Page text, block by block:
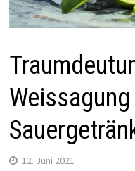
12. Juni 2021